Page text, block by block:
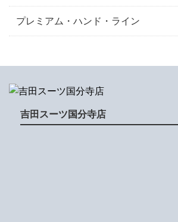
プレミアム・ハンド・ライン
吉田スーツ国分寺店